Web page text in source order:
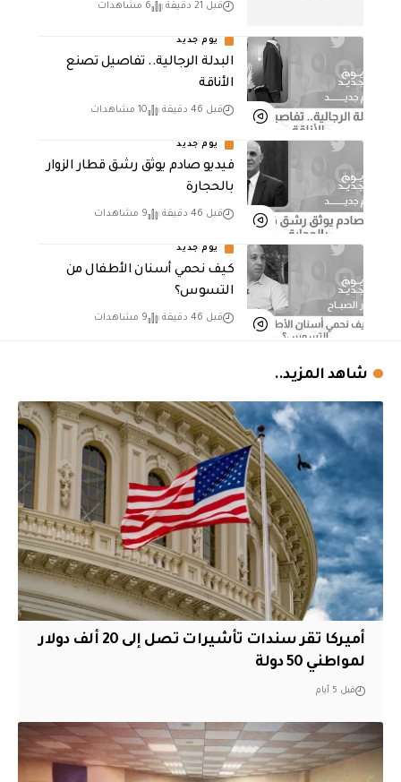
قبل 21 دقيقة 6 مشاهدات
يوم جديد
البدلة الرجالية.. تفاصيل تصنع
الأناقة
قبل 46 دقيقة 10 مشاهدات
يوم جديد
فيديو صادم يوثق رشق قطار الزوار
بالحجارة
قبل 46 دقيقة 9 مشاهدات
يوم جديد
كيف نحمي أسنان الأطفال من
التسوس؟
قبل 46 دقيقة 9 مشاهدات
شاهد المزيد..
أميركا تقر سندات تأشيرات تصل إلى 20 ألف دولار
لمواطني 50 دولة
قبل 5 أيام